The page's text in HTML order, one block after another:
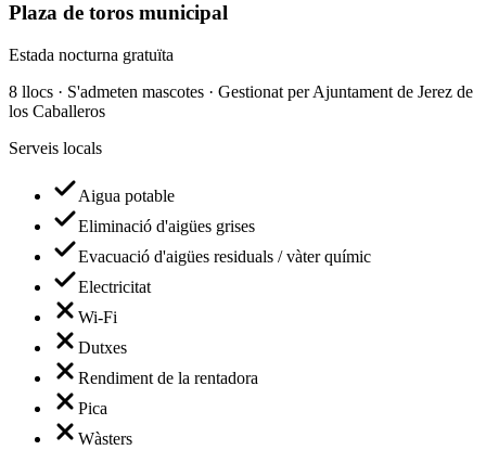
Plaza de toros municipal
Estada nocturna gratuïta
8 llocs · S'admeten mascotes · Gestionat per Ajuntament de Jerez de
los Caballeros
Serveis locals
Aigua potable
Eliminació d'aigües grises
Evacuació d'aigües residuals / vàter químic
Electricitat
Wi-Fi
Dutxes
Rendiment de la rentadora
Pica
Wàsters